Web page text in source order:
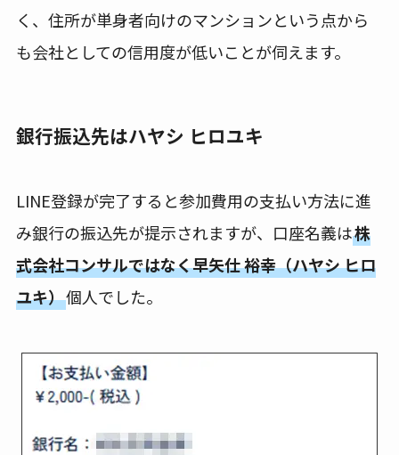
く、住所が単身者向けのマンションという点から
も会社としての信用度が低いことが伺えます。
銀行振込先はハヤシ ヒロユキ
LINE登録が完了すると参加費用の支払い方法に進
み銀行の振込先が提示されますが、口座名義は株
式会社コンサルではなく早矢仕 裕幸（ハヤシ ヒロ
ユキ）個人でした。